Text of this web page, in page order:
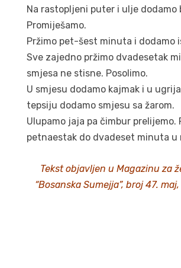
Na rastopljeni puter i ulje dodamo
Promiješamo.
Pržimo pet-šest minuta i dodamo
Sve zajedno pržimo dvadesetak
smjesa ne stisne. Posolimo.
U smjesu dodamo kajmak i u
tepsiju dodamo smjesu sa žarom.
Ulupamo jaja pa čimbur prelijemo.
petnaestak do dvadeset minuta u
Tekst objavljen u Magazinu za
“Bosanska Sumejja”, broj 47.